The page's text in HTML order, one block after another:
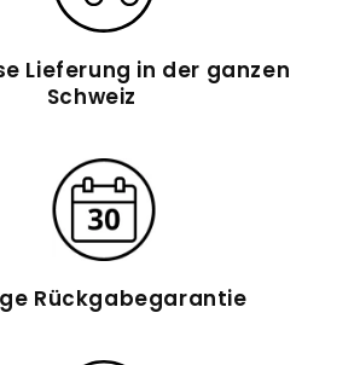
Lieferung in der ganzen
Schweiz
Rückgabegarantie